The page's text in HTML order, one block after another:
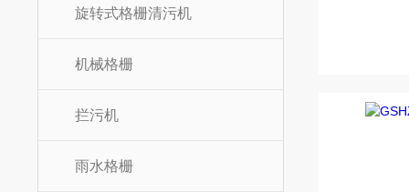
旋转式格栅清污机
机械格栅
拦污机
雨水格栅